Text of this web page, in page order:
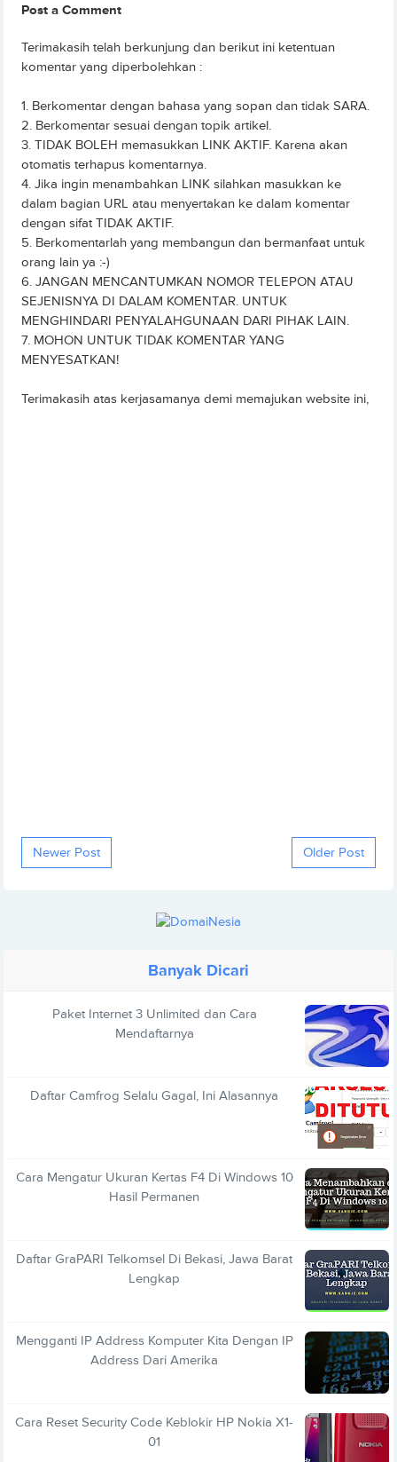
Post a Comment
Terimakasih telah berkunjung dan berikut ini ketentuan
komentar yang diperbolehkan :
1. Berkomentar dengan bahasa yang sopan dan tidak SARA.
2. Berkomentar sesuai dengan topik artikel.
3. TIDAK BOLEH memasukkan LINK AKTIF. Karena akan
otomatis terhapus komentarnya.
4. Jika ingin menambahkan LINK silahkan masukkan ke
dalam bagian URL atau menyertakan ke dalam komentar
dengan sifat TIDAK AKTIF.
5. Berkomentarlah yang membangun dan bermanfaat untuk
orang lain ya :-)
6. JANGAN MENCANTUMKAN NOMOR TELEPON ATAU
SEJENISNYA DI DALAM KOMENTAR. UNTUK
MENGHINDARI PENYALAHGUNAAN DARI PIHAK LAIN.
7. MOHON UNTUK TIDAK KOMENTAR YANG
MENYESATKAN!
Terimakasih atas kerjasamanya demi memajukan website ini,
Newer Post Older Post
Banyak Dicari
Paket Internet 3 Unlimited dan Cara
Mendaftarnya
Daftar Camfrog Selalu Gagal, Ini Alasannya
Cara Mengatur Ukuran Kertas F4 Di Windows 10
Hasil Permanen
Daftar GraPARI Telkomsel Di Bekasi, Jawa Barat
Lengkap
Mengganti IP Address Komputer Kita Dengan IP
Address Dari Amerika
Cara Reset Security Code Keblokir HP Nokia X1-
01